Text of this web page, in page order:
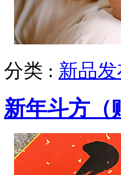
分类 : 新品
新年斗方（